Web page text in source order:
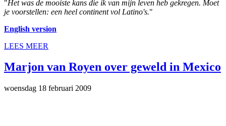
"Het was de mooiste kans die ik van mijn leven heb gekregen. Moet
je voorstellen: een heel continent vol Latino's."
English version
LEES MEER
Marjon van Royen over geweld in Mexico
woensdag 18 februari 2009